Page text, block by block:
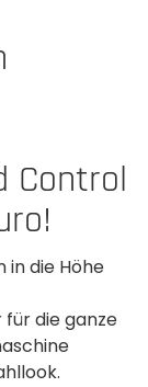
Control
die Höhe
die ganze